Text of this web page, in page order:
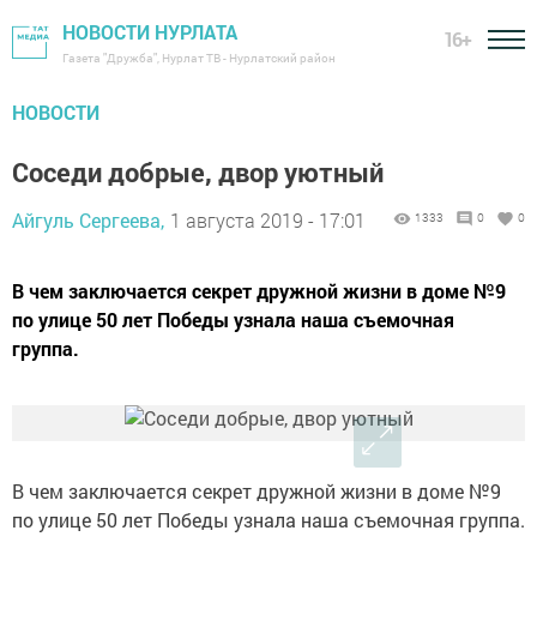
НОВОСТИ НУРЛАТА
Газета "Дружба", Нурлат ТВ - Нурлатский район
16+
НОВОСТИ
Соседи добрые, двор уютный
Айгуль Сергеева, 1 августа 2019 - 17:01 1333 0 0
В чем заключается секрет дружной жизни в доме №9
по улице 50 лет Победы узнала наша съемочная
группа.
В чем заключается секрет дружной жизни в доме №9
по улице 50 лет Победы узнала наша съемочная группа.